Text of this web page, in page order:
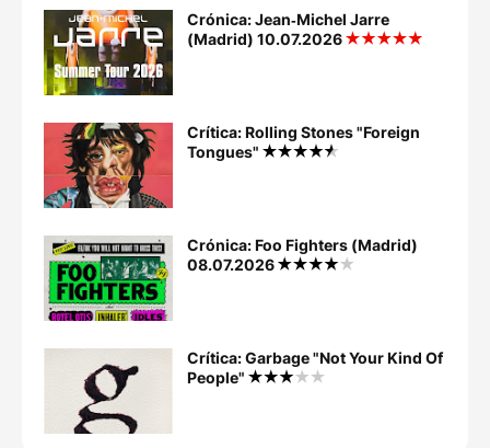
Crónica: Jean‐Michel Jarre
(Madrid) 10.07.2026
Crítica: Rolling Stones "Foreign
Tongues"
Crónica: Foo Fighters (Madrid)
08.07.2026
Crítica: Garbage "Not Your Kind Of
People"